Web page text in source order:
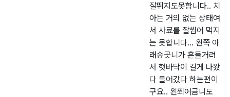
잘뛰지도못합니다.. 치
아는 거의 없는 상태여
서 사료를 잘씹어 먹지
는 못합니다... 왼쪽 아
래송곳니가 흔들거려
서 혓바닥이 길게 나왔
다 들어갔다 하는편이
구요.. 왼쬐어금니도